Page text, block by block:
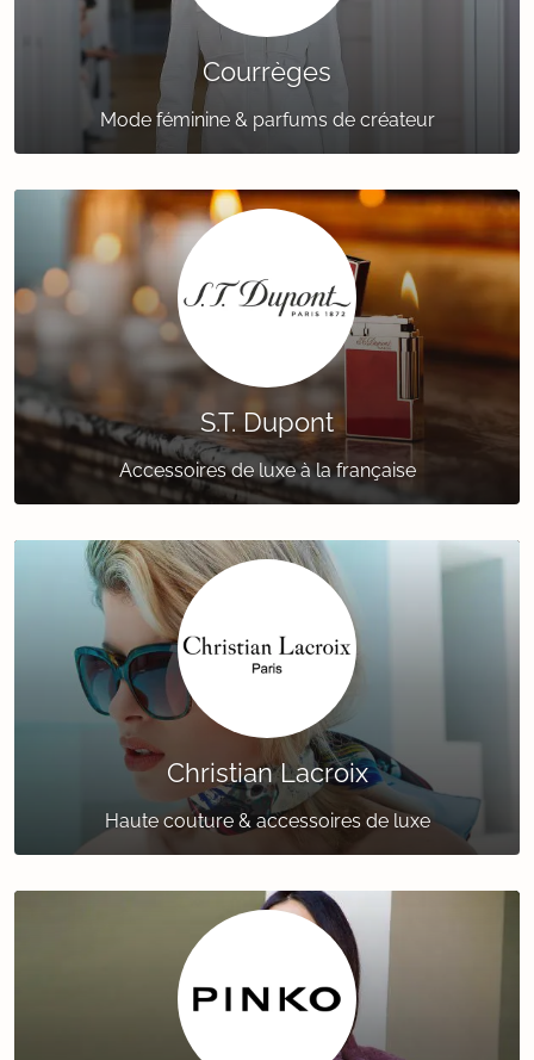
Courrèges
Mode féminine & parfums de créateur
S.T. Dupont
Accessoires de luxe à la française
Christian Lacroix
Haute couture & accessoires de luxe